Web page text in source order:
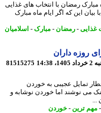
رمضان با انتخاب های غذایی
این که اگر ایام ماه مبارک
- رمضان-مبارک- اسلامیان
داران
81515275
عجیبی به خوردن
نوشند اما خوردن نوشابه و
ترین- خوردن